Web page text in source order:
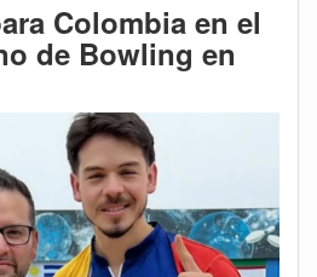
Colombia en el
de Bowling en